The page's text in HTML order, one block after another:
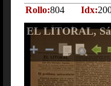
Rollo:804 Idx:
EL LITORAL,